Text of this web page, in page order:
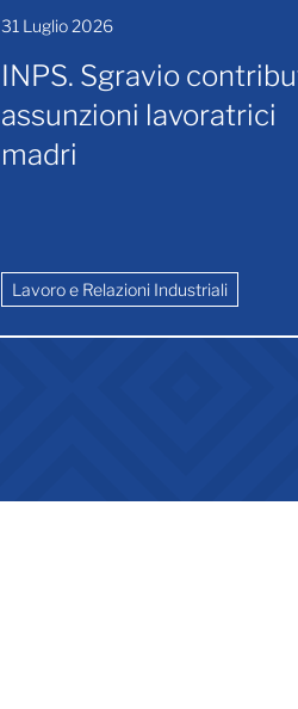
31 Luglio 2026
INPS. Sgravio
assunzioni lavoratrici
madri
Lavoro e Relazioni Industriali